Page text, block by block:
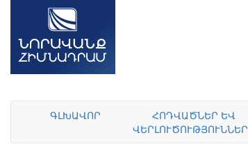
ԳԼԽԱՎՈՐ
ՀՈԴՎԱԾՆԵՐ ԵՎ
ՎԵՐԼՈՒԾՈՒԹՅՈՒՆՆԵՐ